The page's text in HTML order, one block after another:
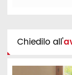
Chiedilo all'